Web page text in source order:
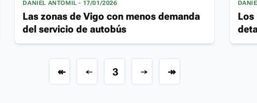
DANIEL ANTOMIL - 17/01/2026
Las zonas de Vigo con menos demanda
del servicio de autobús
Los
↞ ← 3 → ↠